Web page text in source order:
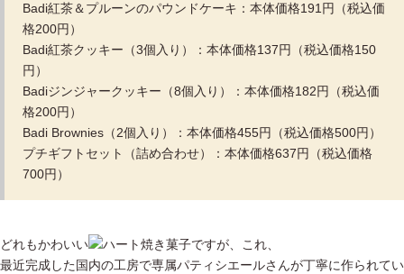
Badi紅茶＆プルーンのパウンドケーキ：本体価格191円（税込価
格200円）
Badi紅茶クッキー（3個入り）：本体価格137円（税込価格150
円）
Badiジンジャークッキー（8個入り）：本体価格182円（税込価
格200円）
Badi Brownies（2個入り）：本体価格455円（税込価格500円）
プチギフトセット（詰め合わせ）：本体価格637円（税込価格
700円）
どれもかわいい
焼き菓子ですが、これ、
最近完成した国内の工房で専属パティシエールさんが丁寧に作られてい